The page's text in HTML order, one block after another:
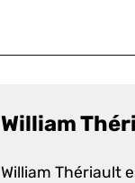
William
William Thériault